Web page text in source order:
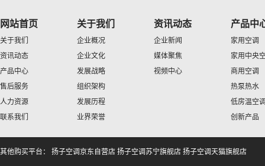
网站首页
关于我们
资讯动态
产品中心
售后服务
人力资源
联系我们
关于我们
企业概况
企业文化
发展战略
组织架构
发展历程
业界荣誉
资讯动态
企业新闻
媒体聚焦
视频中心
产品中
家用空调
家用中央
商用空调
热泵热水
低房温空
创新产品
其他购买平台： 扬子空调京东自营店 扬子空调苏宁旗舰店 扬子空调天猫旗舰店